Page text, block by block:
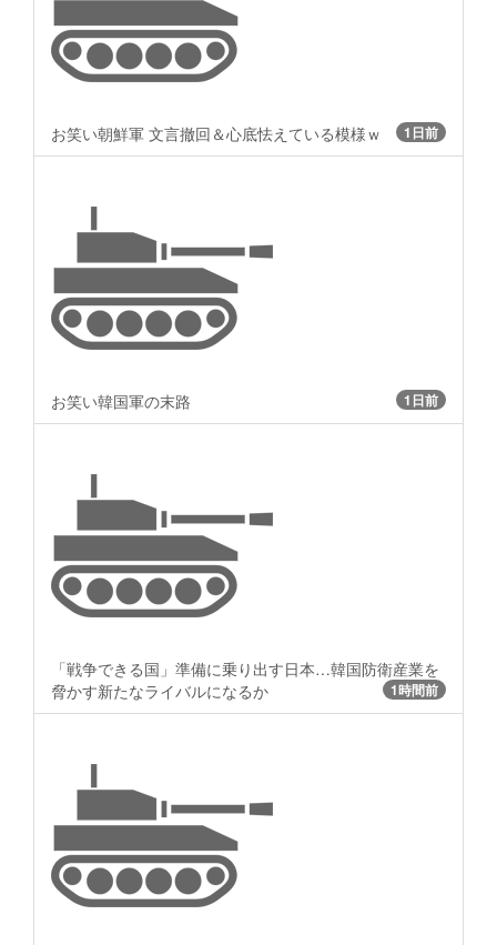
お笑い朝鮮軍 文言撤回＆心底怯えている模様ｗ 1日前
お笑い韓国軍の末路 1日前
「戦争できる国」準備に乗り出す日本…韓国防衛産業を
脅かす新たなライバルになるか
1時間前